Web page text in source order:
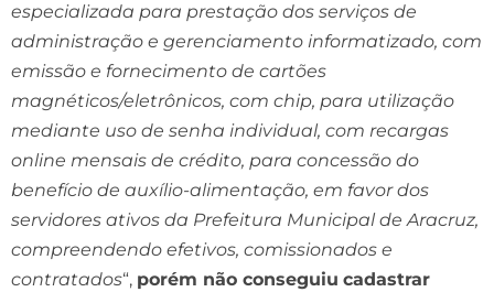
especializada para prestação dos serviços de
administração e gerenciamento informatizado, com
emissão e fornecimento de cartões
magnéticos/eletrônicos, com chip, para utilização
mediante uso de senha individual, com recargas
online mensais de crédito, para concessão do
benefício de auxílio-alimentação, em favor dos
servidores ativos da Prefeitura Municipal de Aracruz,
compreendendo efetivos, comissionados e
contratados“, porém não conseguiu cadastrar